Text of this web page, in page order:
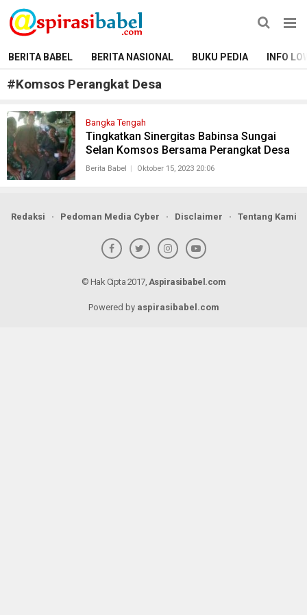
BERITA BABEL BERITA NASIONAL BUKU PEDIA INFO
#Komsos Perangkat Desa
Bangka Tengah
Tingkatkan Sinergitas Babinsa Sungai
Selan Komsos Bersama Perangkat Desa
Berita Babel Oktober 15, 2023 20:06
Redaksi Pedoman Media Cyber Disclaimer Tentang Kami
© Hak Cipta 2017, Aspirasibabel.com
Powered by aspirasibabel.com